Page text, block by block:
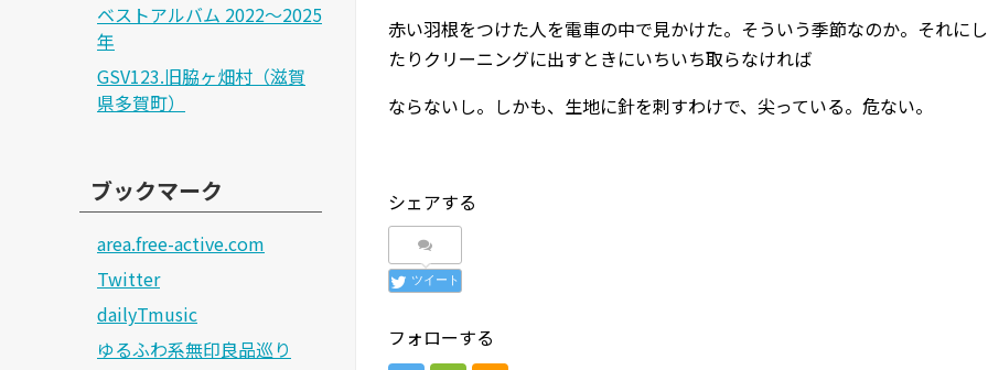
赤い羽根をつけた人を電車の中で見かけた。そういう季節なのか。それに
たりクリーニングに出すときにいちいち取らなければ
ならないし。しかも、生地に針を刺すわけで、尖っている。危ない。
シェアする
ツイート
フォローする
ベストアルバム 2022～2025
年
GSV123.旧脇ヶ畑村（滋賀
県多賀町）
ブックマーク
area.free-active.com
Twitter
dailyTmusic
ゆるふわ系無印良品巡り